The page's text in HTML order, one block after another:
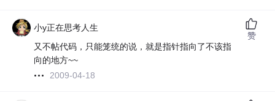
小y正在思考人生
又不帖代码，只能笼统的说，就是指针指向了不该指
向的地方~~
2009-04-18
赞